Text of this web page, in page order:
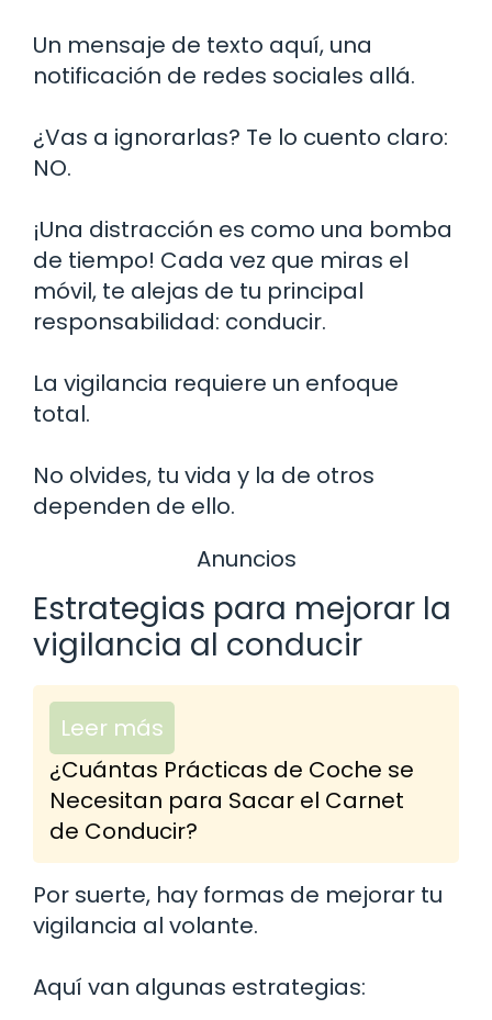
Un mensaje de texto aquí, una
notificación de redes sociales allá.
¿Vas a ignorarlas? Te lo cuento claro:
NO.
¡Una distracción es como una bomba
de tiempo! Cada vez que miras el
móvil, te alejas de tu principal
responsabilidad: conducir.
La vigilancia requiere un enfoque
total.
No olvides, tu vida y la de otros
dependen de ello.
Anuncios
Estrategias para mejorar la
vigilancia al conducir
Leer más
¿Cuántas Prácticas de Coche se
Necesitan para Sacar el Carnet
de Conducir?
Por suerte, hay formas de mejorar tu
vigilancia al volante.
Aquí van algunas estrategias: